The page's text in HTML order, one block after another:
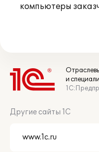
компьютеры
и
Другие сайты 1С